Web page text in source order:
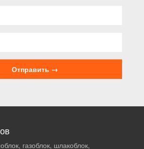
газоблок, шлакоблок,